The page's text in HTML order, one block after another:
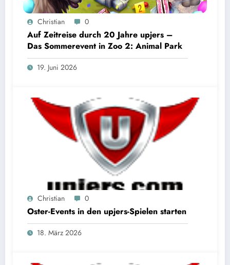
Christian 0
Auf Zeitreise durch 20 Jahre upjers –
Das Sommerevent in Zoo 2: Animal Park
19. Juni 2026
Christian 0
Oster-Events in den upjers-Spielen starten
18. März 2026